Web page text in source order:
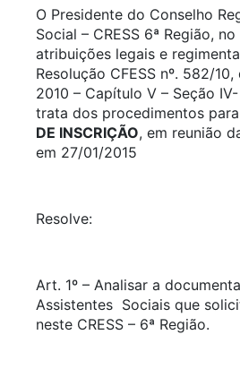
O Presidente do Conselho
Social – CRESS 6ª Região,
atribuições legais e
Resolução CFESS nº. 582/
2010 – Capítulo V – Seção
trata dos procedimentos para
DE INSCRIÇÃO, em reunião
em 27/01/2015
Resolve:
Art. 1º – Analisar a
Assistentes Sociais que
neste CRESS – 6ª Região.